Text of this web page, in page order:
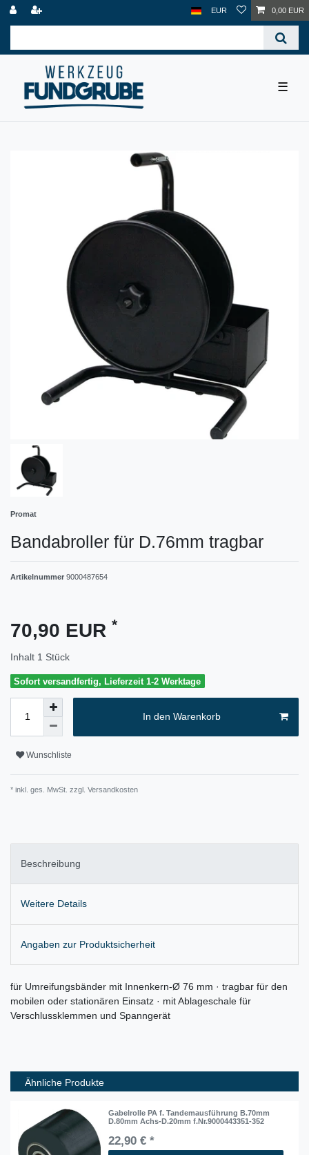
EUR 0,00 EUR
☰
Promat
Bandabroller für D.76mm tragbar
Artikelnummer 9000487654
70,90 EUR *
Inhalt 1 Stück
Sofort versandfertig, Lieferzeit 1-2 Werktage
In den Warenkorb
Wunschliste
* inkl. ges. MwSt. zzgl. Versandkosten
Beschreibung
Weitere Details
Angaben zur Produktsicherheit
für Umreifungsbänder mit Innenkern-Ø 76 mm · tragbar für den
mobilen oder stationären Einsatz · mit Ablageschale für
Verschlussklemmen und Spanngerät
Ähnliche Produkte
Gabelrolle PA f. Tandemausführung B.70mm
D.80mm Achs-D.20mm f.Nr.9000443351-352
22,90 € *